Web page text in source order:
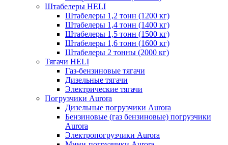
Штабелеры HELI
Штабелеры 1,2 тонн (1200 кг)
Штабелеры 1,4 тонн (1400 кг)
Штабелеры 1,5 тонн (1500 кг)
Штабелеры 1,6 тонн (1600 кг)
Штабелеры 2 тонны (2000 кг)
Тягачи HELI
Газ-бензиновые тягачи
Дизельные тягачи
Электрические тягачи
Погрузчики Aurora
Дизельные погрузчики Aurora
Бензиновые (газ бензиновые) погрузчики
Aurora
Электропогрузчики Aurora